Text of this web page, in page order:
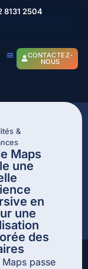
8131 2504
CONTACTEZ-
NOUS
&
Maps
une
en
une
des
passe